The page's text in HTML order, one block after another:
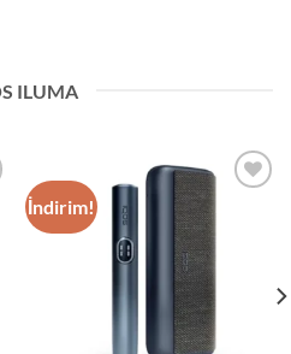
ILUMA
İndirim!